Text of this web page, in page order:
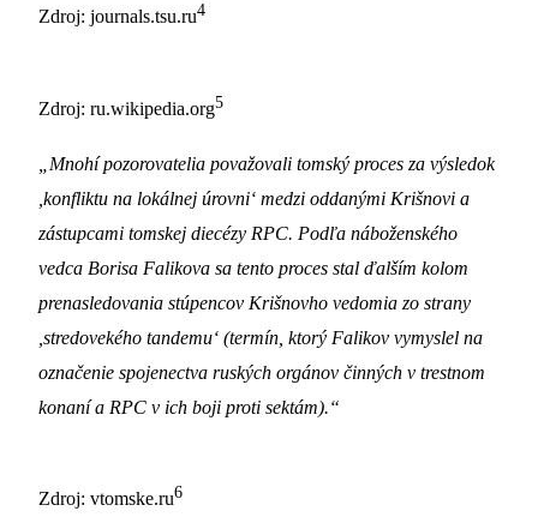
Zdroj: journals.tsu.ru4
Zdroj: ru.wikipedia.org5
„Mnohí pozorovatelia považovali tomský proces za výsledok
,konfliktu na lokálnej úrovni‘ medzi oddanými Krišnovi a
zástupcami tomskej diecézy RPC. Podľa náboženského
vedca Borisa Falikova sa tento proces stal ďalším kolom
prenasledovania stúpencov Krišnovho vedomia zo strany
,stredovekého tandemu‘ (termín, ktorý Falikov vymyslel na
označenie spojenectva ruských orgánov činných v trestnom
konaní a RPC v ich boji proti sektám).“
Zdroj: vtomske.ru6